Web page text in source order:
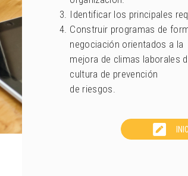
Identificar los principales
Construir programas de
negociación orientados a la
mejora de climas laborales
cultura de prevención
de riesgos.